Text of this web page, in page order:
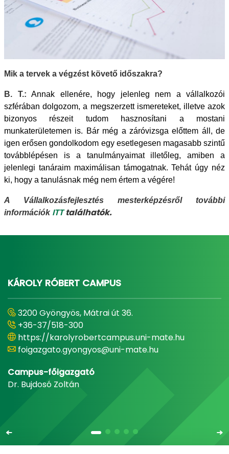
Mik a tervek a végzést követő időszakra?
B. T.: Annak ellenére, hogy jelenleg nem a vállalkozói
szférában dolgozom, a megszerzett ismereteket, illetve azok
bizonyos részeit tudom hasznosítani a mostani
munkaterületemen is. Bár még a záróvizsga előttem áll, de
igen erősen gondolkodom egy esetlegesen magasabb szintű
továbblépésen is a tanulmányaimat illetőleg, amiben a
jelenlegi tanáraim maximálisan támogatnak. Tehát úgy néz
ki, hogy a tanulásnak még nem értem a végére!
A Vállalkozásfejlesztés mesterképzésről további
információk ITT találhatók.
KÁROLY RÓBERT CAMPUS
3200 Gyöngyös, Mátrai út 36.
+36-37/518-300
https://karolyrobertcampus.uni-mate.hu
foigazgato.gyongyos@uni-mate.hu
Campus-főigazgató
Dr. Bujdosó Zoltán